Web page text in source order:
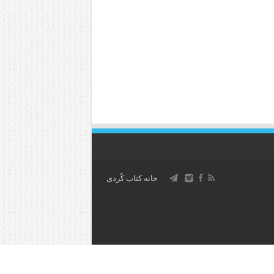
خانه کتاب كُردی